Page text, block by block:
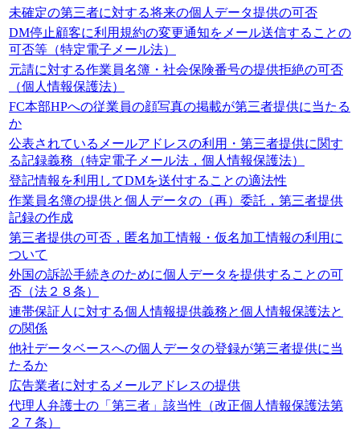
未確定の第三者に対する将来の個人データ提供の可否
DM停止顧客に利用規約の変更通知をメール送信することの
可否等（特定電子メール法）
元請に対する作業員名簿・社会保険番号の提供拒絶の可否
（個人情報保護法）
FC本部HPへの従業員の顔写真の掲載が第三者提供に当たる
か
公表されているメールアドレスの利用・第三者提供に関す
る記録義務（特定電子メール法，個人情報保護法）
登記情報を利用してDMを送付することの適法性
作業員名簿の提供と個人データの（再）委託，第三者提供
記録の作成
第三者提供の可否，匿名加工情報・仮名加工情報の利用に
ついて
外国の訴訟手続きのために個人データを提供することの可
否（法２８条）
連帯保証人に対する個人情報提供義務と個人情報保護法と
の関係
他社データベースへの個人データの登録が第三者提供に当
たるか
広告業者に対するメールアドレスの提供
代理人弁護士の「第三者」該当性（改正個人情報保護法第
２７条）